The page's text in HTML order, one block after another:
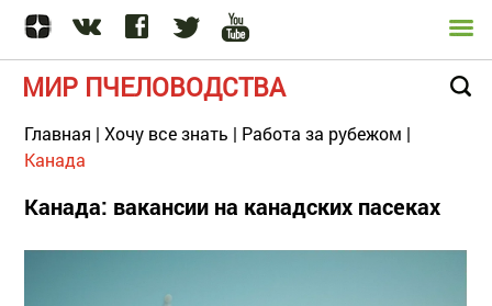
МИР ПЧЕЛОВОДСТВА
Главная | Хочу все знать | Работа за рубежом |
Канада
Канада: вакансии на канадских пасеках